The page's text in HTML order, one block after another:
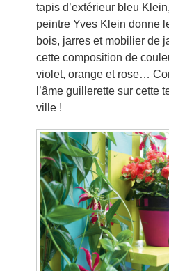
tapis d’extérieur bleu
peintre Yves Klein donne
bois, jarres et mobilier de
cette composition de
violet, orange et rose…
l’âme guillerette sur cette
ville !